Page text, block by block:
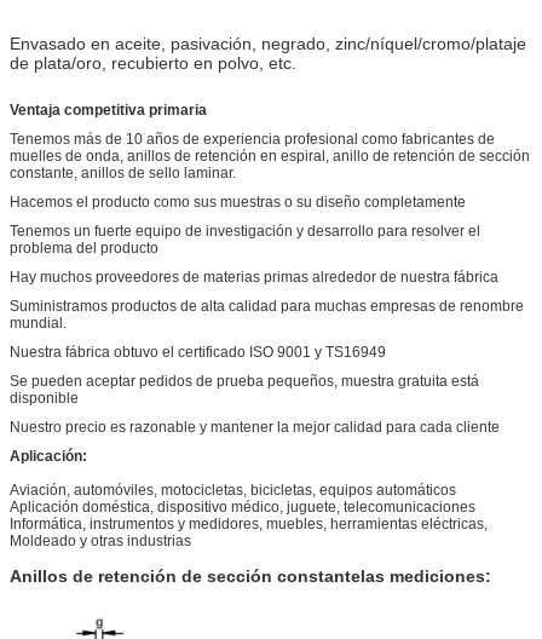
Envasado en aceite, pasivación, negrado, zinc/níquel/cromo/plataje
de plata/oro, recubierto en polvo, etc.
Ventaja competitiva primaria
Tenemos más de 10 años de experiencia profesional como fabricantes de
muelles de onda, anillos de retención en espiral, anillo de retención de sección
constante, anillos de sello laminar.
Hacemos el producto como sus muestras o su diseño completamente
Tenemos un fuerte equipo de investigación y desarrollo para resolver el
problema del producto
Hay muchos proveedores de materias primas alrededor de nuestra fábrica
Suministramos productos de alta calidad para muchas empresas de renombre
mundial.
Nuestra fábrica obtuvo el certificado ISO 9001 y TS16949
Se pueden aceptar pedidos de prueba pequeños, muestra gratuita está
disponible
Nuestro precio es razonable y mantener la mejor calidad para cada cliente
Aplicación:
Aviación, automóviles, motocicletas, bicicletas, equipos automáticos
Aplicación doméstica, dispositivo médico, juguete, telecomunicaciones
Informática, instrumentos y medidores, muebles, herramientas eléctricas,
Moldeado y otras industrias
Anillos de retención de sección constantelas mediciones: